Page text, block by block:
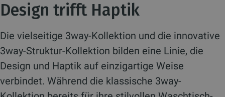
Design trifft Haptik
Die vielseitige 3way-Kollektion und die innovative
3way-Struktur-Kollektion bilden eine Linie, die
Design und Haptik auf einzigartige Weise
verbindet. Während die klassische 3way-